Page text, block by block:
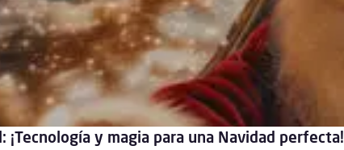
¡Tecnología y magia para una Navidad perfecta!